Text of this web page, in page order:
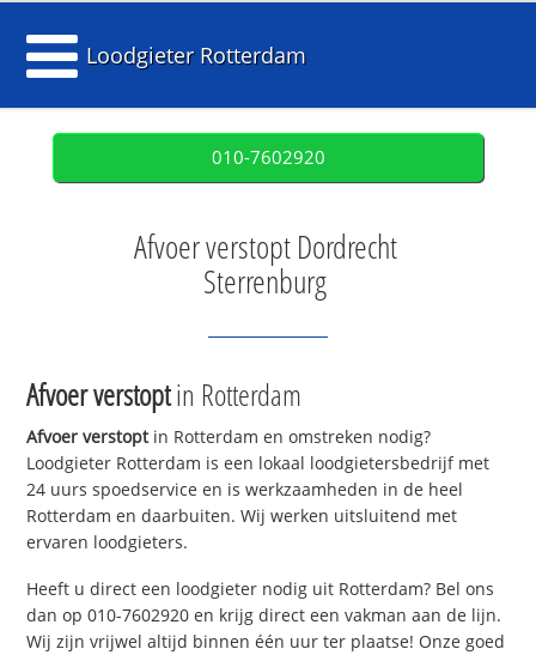
Loodgieter Rotterdam
010-7602920
Afvoer verstopt Dordrecht
Sterrenburg
Afvoer verstoptin Rotterdam
Afvoer verstoptin Rotterdam en omstreken nodig?
Loodgieter Rotterdam is een lokaal loodgietersbedrijf met
24 uurs spoedservice en is werkzaamheden in de heel
Rotterdam en daarbuiten. Wij werken uitsluitend met
ervaren loodgieters.
Heeft u direct een loodgieter nodig uit Rotterdam? Bel ons
dan op 010-7602920 en krijg direct een vakman aan de lijn.
Wij zijn vrijwel altijd binnen één uur ter plaatse! Onze goed